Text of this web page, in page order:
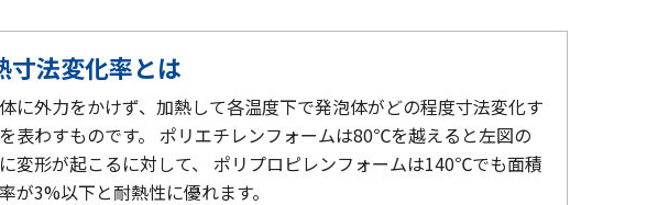
寸法変化率とは
に外力をかけず、加熱して各温度下で発泡体がどの程度寸法変化す
表わすものです。 ポリエチレンフォームは80℃を越えると左図の
変形が起こるに対して、 ポリプロピレンフォームは140℃でも面積
が3%以下と耐熱性に優れます。